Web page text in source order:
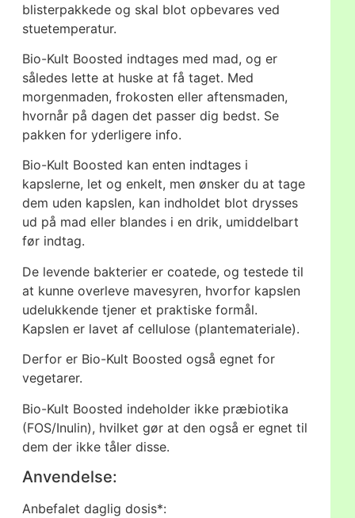
blisterpakkede og skal blot opbevares ved
stuetemperatur.
Bio-Kult Boosted indtages med mad, og er
således lette at huske at få taget. Med
morgenmaden, frokosten eller aftensmaden,
hvornår på dagen det passer dig bedst. Se
pakken for yderligere info.
Bio-Kult Boosted kan enten indtages i
kapslerne, let og enkelt, men ønsker du at tage
dem uden kapslen, kan indholdet blot drysses
ud på mad eller blandes i en drik, umiddelbart
før indtag.
De levende bakterier er coatede, og testede til
at kunne overleve mavesyren, hvorfor kapslen
udelukkende tjener et praktiske formål.
Kapslen er lavet af cellulose (plantemateriale).
Derfor er Bio-Kult Boosted også egnet for
vegetarer.
Bio-Kult Boosted indeholder ikke præbiotika
(FOS/Inulin), hvilket gør at den også er egnet til
dem der ikke tåler disse.
Anvendelse:
Anbefalet daglig dosis*: